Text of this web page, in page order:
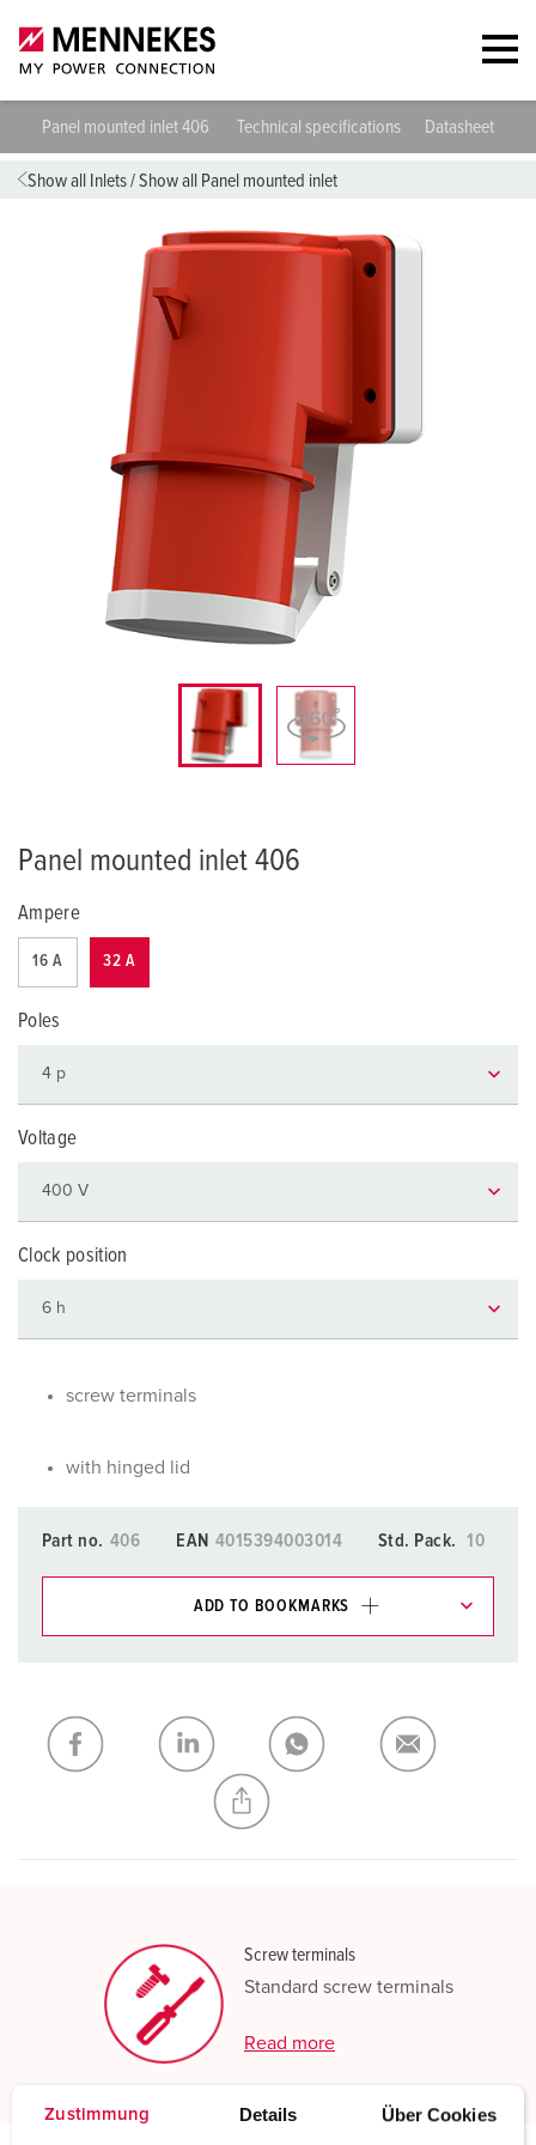
Zustimmung Details Über Cookies
Panel mounted inlet 406 Technical specifications Datasheets &
Show all Inlets/Show all Panel mounted inlet
Panel mounted inlet 406
Ampere
16 A 32 A
Poles
Voltage
Clock position
screw terminals
with hinged lid
Part no. 406 EAN 4015394003014 Std. Pack. 10
ADD TO BOOKMARKS
My list ADD
CREATE A NEW LIST
Screw terminals
Standard screw terminals
Read more